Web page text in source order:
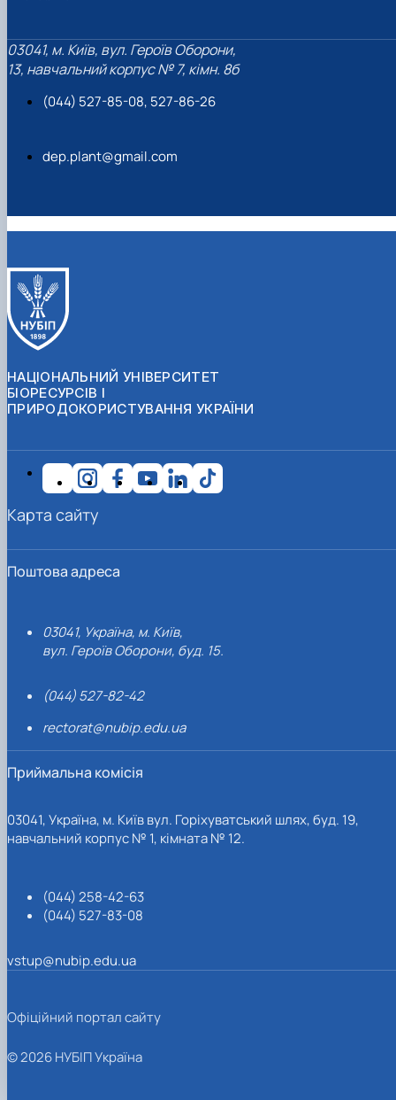
03041, м. Київ, вул. Героїв Оборони,
13, навчальний корпус № 7, кімн. 8б
(044) 527-85-08, 527-86-26
dep.plant@gmail.com
НАЦІОНАЛЬНИЙ УНІВЕРСИТЕТ
БІОРЕСУРСІВ І
ПРИРОДОКОРИСТУВАННЯ УКРАЇНИ
Поштова адреса
03041, Україна, м. Київ,
вул. Героїв Оборони, буд. 15.
(044) 527-82-42
rectorat@nubip.edu.ua
Приймальна комісія
03041, Україна, м. Київ вул. Горіхуватський шлях, буд. 19,
навчальний корпус № 1, кімната № 12.
(044) 258-42-63
(044) 527-83-08
vstup@nubip.edu.ua
Карта сайту
Офіційний портал сайту
© 2026 НУБІП Україна